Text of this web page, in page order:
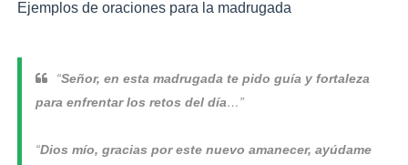
Ejemplos de oraciones para la madrugada
“Señor, en esta madrugada te pido guía y fortaleza
para enfrentar los retos del día…”
“Dios mío, gracias por este nuevo amanecer, ayúdame